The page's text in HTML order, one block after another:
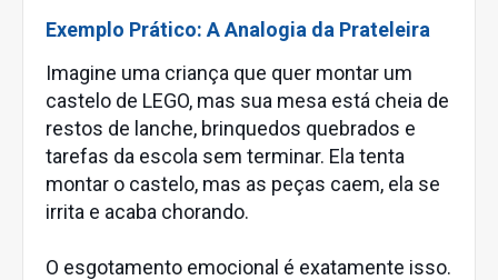
Exemplo Prático: A Analogia da Prateleira
Imagine uma criança que quer montar um
castelo de LEGO, mas sua mesa está cheia de
restos de lanche, brinquedos quebrados e
tarefas da escola sem terminar. Ela tenta
montar o castelo, mas as peças caem, ela se
irrita e acaba chorando.
O esgotamento emocional é exatamente isso.